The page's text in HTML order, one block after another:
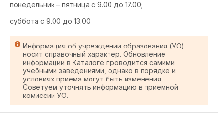
понедельник – пятница с 9.00 до 17.00;
суббота с 9.00 до 13.00.
Информация об учреждении образования (УО)
носит справочный характер. Обновление
информации в Каталоге проводится самими
учебными заведениями, однако в порядке и
условиях приема могут быть изменения.
Советуем уточнять информацию в приемной
комиссии УО.